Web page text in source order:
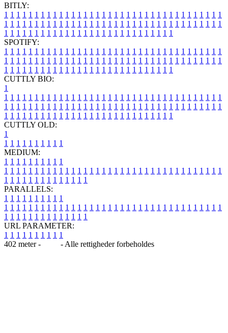
BITLY:
1 1 1 1 1 1 1 1 1 1 1 1 1 1 1 1 1 1 1 1 1 1 1 1 1 1 1 1 1 1 1 1 1 1 1 1
1 1 1 1 1 1 1 1 1 1 1 1 1 1 1 1 1 1 1 1 1 1 1 1 1 1 1 1 1 1 1 1 1 1 1 1
1 1 1 1 1 1 1 1 1 1 1 1 1 1 1 1 1 1 1 1 1 1 1 1 1 1 1 1
SPOTIFY:
1 1 1 1 1 1 1 1 1 1 1 1 1 1 1 1 1 1 1 1 1 1 1 1 1 1 1 1 1 1 1 1 1 1 1 1
1 1 1 1 1 1 1 1 1 1 1 1 1 1 1 1 1 1 1 1 1 1 1 1 1 1 1 1 1 1 1 1 1 1 1 1
1 1 1 1 1 1 1 1 1 1 1 1 1 1 1 1 1 1 1 1 1 1 1 1 1 1 1 1
CUTTLY BIO:
1
1 1 1 1 1 1 1 1 1 1 1 1 1 1 1 1 1 1 1 1 1 1 1 1 1 1 1 1 1 1 1 1 1 1 1 1
1 1 1 1 1 1 1 1 1 1 1 1 1 1 1 1 1 1 1 1 1 1 1 1 1 1 1 1 1 1 1 1 1 1 1 1
1 1 1 1 1 1 1 1 1 1 1 1 1 1 1 1 1 1 1 1 1 1 1 1 1 1 1 1
CUTTLY OLD:
1
1 1 1 1 1 1 1 1 1 1
MEDIUM:
1 1 1 1 1 1 1 1 1 1
1 1 1 1 1 1 1 1 1 1 1 1 1 1 1 1 1 1 1 1 1 1 1 1 1 1 1 1 1 1 1 1 1 1 1 1
1 1 1 1 1 1 1 1 1 1 1 1 1 1
PARALLELS:
1 1 1 1 1 1 1 1 1 1
1 1 1 1 1 1 1 1 1 1 1 1 1 1 1 1 1 1 1 1 1 1 1 1 1 1 1 1 1 1 1 1 1 1 1 1
1 1 1 1 1 1 1 1 1 1 1 1 1 1
URL PARAMETER:
1 1 1 1 1 1 1 1 1 1
402 meter -
- Alle rettigheder forbeholdes